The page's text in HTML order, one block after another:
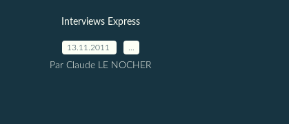
Interviews Express
13.11.2011
Par Claude LE NOCHER